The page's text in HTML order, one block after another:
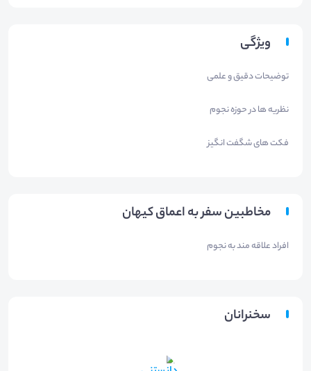
ویژگی
توضیحات دقیق و علمی
نظریه ها در حوزه نجوم
فکت های شگفت انگیز
مخاطبین سفر به اعماق کیهان
افراد علاقه مند به نجوم
سخنرانان